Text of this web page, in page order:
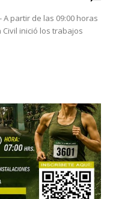
A partir de las 09:00 horas
inició los trabajos